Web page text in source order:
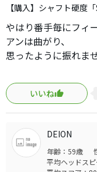
【購入】シャフト硬度「
やはり番手毎にフィ
アンは曲がり、
思ったように振れま
ツアーイシュですが
シャフト自体が曲が
やはりツアーイシュ
モーダスが良いと改
いいね
DEION
年齢：59歳
平均ヘッドス